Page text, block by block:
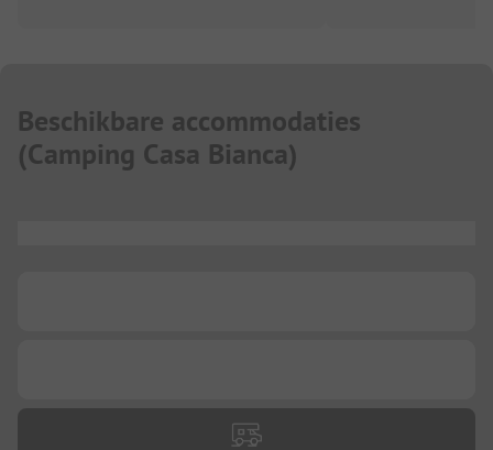
Beschikbare accommodaties
(Camping Casa Bianca)